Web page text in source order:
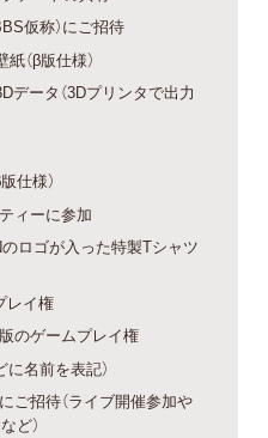
仮称）にご招待
（β版仕様）
データ（3Dプリンタで出力
仕様）
ィーに参加
のロゴが入った特製Tシャツ
レイ権
のゲームプレイ権
名前を表記）
ご招待（ライブ開催参加や
ど）